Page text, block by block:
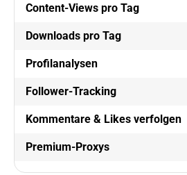
Content-Views pro Tag
Downloads pro Tag
Profilanalysen
Follower-Tracking
Kommentare & Likes verfolgen
Premium-Proxys